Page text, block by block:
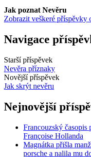
Jak poznat Nevěru
Zobrazit veškeré
Navigace
Starší příspěvek
Nevěra příznaky
Novější příspěvek
Jak skrýt nevěru
Nejnovější
Francouzský časopis
Françoise Hollanda
Magnátka přišla
porsche a nalila mu